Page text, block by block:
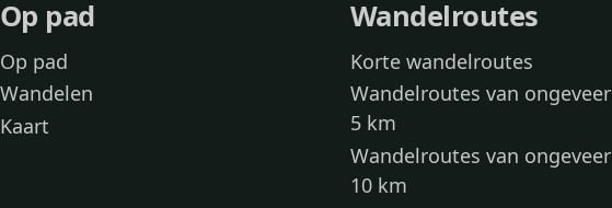
Op pad
Op pad
Wandelen
Kaart
Wandelroutes
Korte wandelroutes
Wandelroutes van ongeveer
5 km
Wandelroutes van ongeveer
10 km